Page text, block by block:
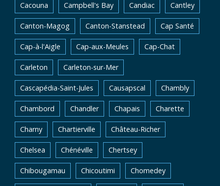
Cacouna Campbell's Bay Candiac Cantley
Canton-Magog Canton-Stanstead Cap Santé
Cap-à-l'Aigle Cap-aux-Meules Cap-Chat
Carleton Carleton-sur-Mer
Cascapédia-Saint-Jules Causapscal Chambly
Chambord Chandler Chapais Charette
Charny Chartierville Château-Richer
Chelsea Chénéville Chertsey
Chibougamau Chicoutimi Chomedey